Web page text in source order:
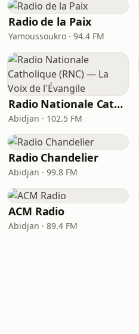
Radio de la Paix
Yamoussoukro · 94.4 FM
Radio Nationale Catholique (RNC) — La Voix de l'Évangile
Abidjan · 102.5 FM
Radio Chandelier
Abidjan · 99.8 FM
ACM Radio
Abidjan · 89.4 FM